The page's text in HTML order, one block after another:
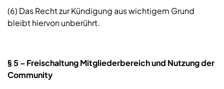
(6) Das Recht zur Kündigung aus wichtigem Grund
bleibt hiervon unberührt.
§ 5 – Freischaltung Mitgliederbereich und Nutzung der
Community